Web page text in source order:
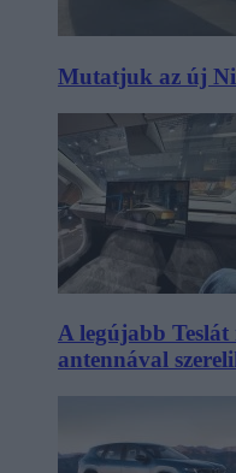
Mutatjuk az új
A legújabb
antennával